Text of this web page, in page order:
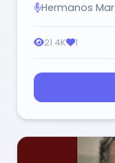
Hermanos
21.4K 1